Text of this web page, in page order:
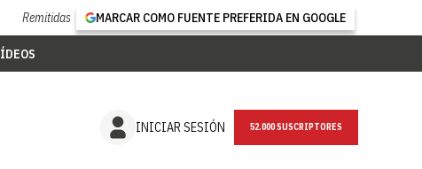
Remitidas MARCAR COMO FUENTE PREFERIDA EN GOOGLE
INICIAR SESIÓN NEWSLETTER